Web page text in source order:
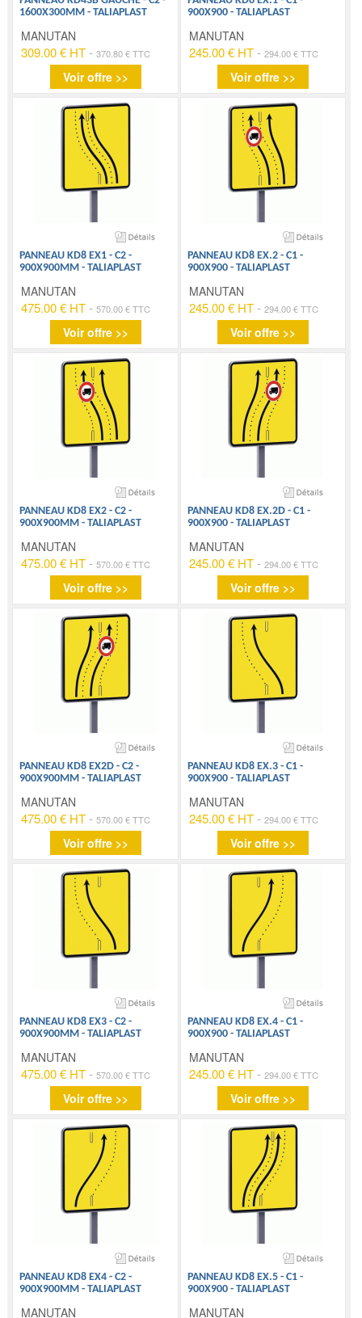
1600X300MM - TALIAPLAST
MANUTAN
309.00 € HT -370.80 € TTC
Voir offre >>
900X900 - TALIAPLAST
MANUTAN
245.00 € HT- 294.00 € TTC
Voir offre >>
PANNEAU KD8 EX1 - C2 -
900X900MM - TALIAPLAST
MANUTAN
475.00 € HT -570.00 € TTC
Voir offre >>
PANNEAU KD8 EX.2 - C1 -
900X900 - TALIAPLAST
MANUTAN
245.00 € HT- 294.00 € TTC
Voir offre >>
PANNEAU KD8 EX2 - C2 -
900X900MM - TALIAPLAST
MANUTAN
475.00 € HT -570.00 € TTC
Voir offre >>
PANNEAU KD8 EX.2D - C1 -
900X900 - TALIAPLAST
MANUTAN
245.00 € HT- 294.00 € TTC
Voir offre >>
PANNEAU KD8 EX2D - C2 -
900X900MM - TALIAPLAST
MANUTAN
475.00 € HT -570.00 € TTC
Voir offre >>
PANNEAU KD8 EX.3 - C1 -
900X900 - TALIAPLAST
MANUTAN
245.00 € HT- 294.00 € TTC
Voir offre >>
PANNEAU KD8 EX3 - C2 -
900X900MM - TALIAPLAST
MANUTAN
475.00 € HT -570.00 € TTC
Voir offre >>
PANNEAU KD8 EX.4 - C1 -
900X900 - TALIAPLAST
MANUTAN
245.00 € HT- 294.00 € TTC
Voir offre >>
PANNEAU KD8 EX4 - C2 -
900X900MM - TALIAPLAST
MANUTAN
PANNEAU KD8 EX.5 - C1 -
900X900 - TALIAPLAST
MANUTAN